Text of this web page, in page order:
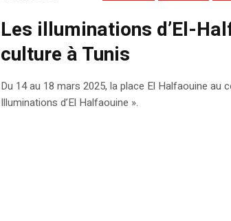
Les illuminations d’El-
culture à Tunis
Du 14 au 18 mars 2025, la place El Halfaouine
Illuminations d’El Halfaouine ».